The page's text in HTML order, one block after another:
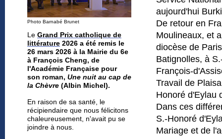
Photo Barnabé Brunet
Le Grand Prix catholique de
littérature 2026 a été remis le
26 mars 2026 à la Mairie du 6e
à François Cheng, de
l'Académie Française pour
son roman, Une nuit au cap de
la Chèvre (Albin Michel).
En raison de sa santé, le
récipiendaire que nous félicitons
chaleureusement, n'avait pu se
joindre à nous.
aujourd'hui
De retour en
Moulineaux, et
diocèse de
Batignolles, à
François-
Travail de
Honoré d'Eylau
Dans ces
S.-Honoré
Mariage et de